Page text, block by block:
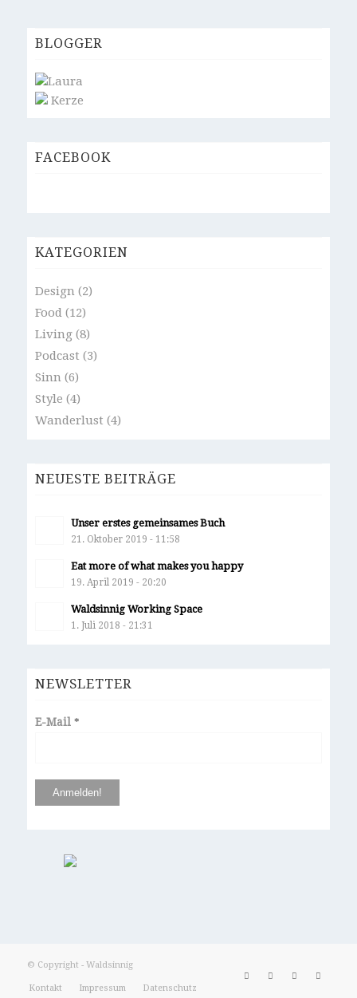
BLOGGER
Laura
Kerze
FACEBOOK
KATEGORIEN
Design (2)
Food (12)
Living(8)
Podcast (3)
Sinn (6)
Style (4)
Wanderlust (4)
NEUESTE BEITRÄGE
Unser erstes gemeinsames Buch
21. Oktober 2019 - 11:58
Eat more of what makes you happy
19. April 2019 - 20:20
Waldsinnig Working Space
1. Juli 2018 - 21:31
NEWSLETTER
E-Mail *
© Copyright - Waldsinnig
Kontakt Impressum Datenschutz